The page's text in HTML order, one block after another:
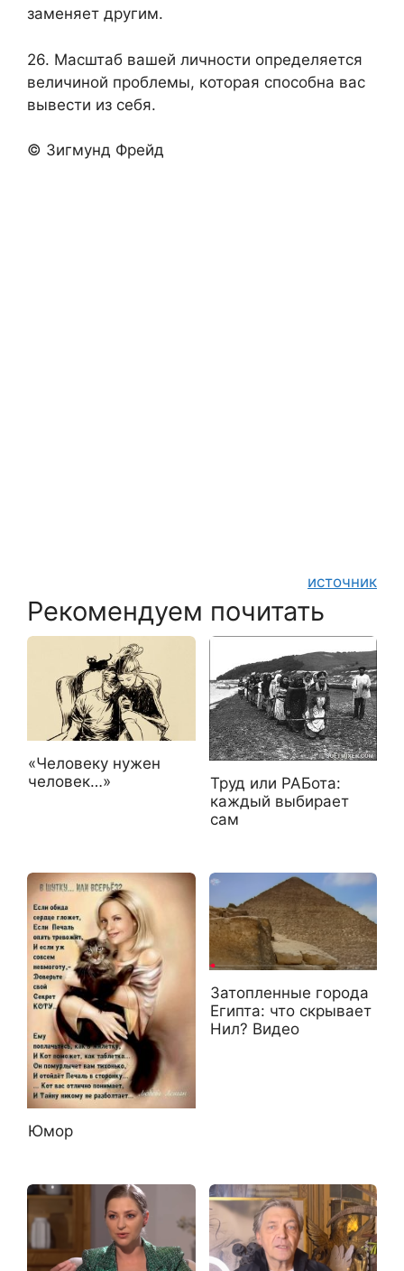
заменяет другим.
26. Масштаб вашей личности определяется
величиной проблемы, которая способна вас
вывести из себя.
© Зигмунд Фрейд
источник
Рекомендуем почитать
«Человеку нужен
человек…»
Труд или РАБота:
каждый выбирает
сам
Юмор
Затопленные города
Египта: что скрывает
Нил? Видео